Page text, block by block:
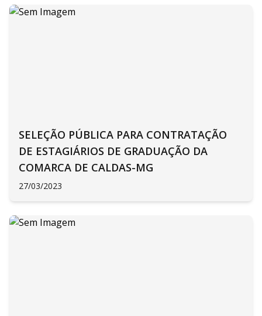
SELEÇÃO PÚBLICA PARA CONTRATAÇÃO
DE ESTAGIÁRIOS DE GRADUAÇÃO DA
COMARCA DE CALDAS-MG
27/03/2023